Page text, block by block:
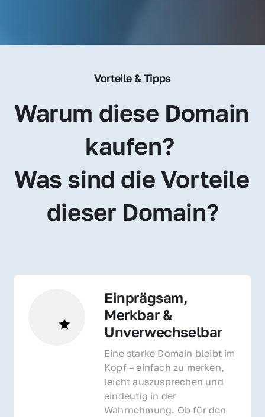
Vorteile & Tipps
Warum diese Domain
kaufen?
Was sind die Vorteile
dieser Domain?
Einprägsam,
Merkbar &
Unverwechselbar
Eine starke Domain bleibt im
Kopf – einfach zu merken,
leicht auszusprechen und
eindeutig in der
Wahrnehmung. Ob für den